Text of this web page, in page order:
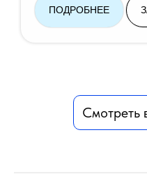
ПОДРОБНЕЕ
Смотреть